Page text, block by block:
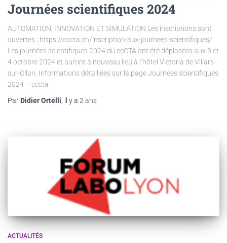
Journées scientifiques 2024
AUTOMATION, INNOVATION ET SIMULATION Les inscriptions sont
ouvertes : https://cccta.ch/inscription-aux-journees-scientifiques/
Les journées scientifiques 2024 du ccCTA ont été déplacées aux 3 et
4 octobre 2024 et auront à nouveau lieu à l’hôtel Victoria de Villars-
sur-Ollon. Informations détaillées sur la page Journées scientifiques
2024 – cccta
Par Didier Ortelli , il y a 2 ans
ACTUALITÉS